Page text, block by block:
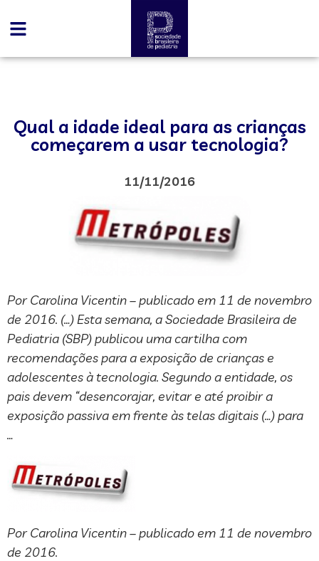
Qual a idade ideal para as crianças
começarem a usar tecnologia?
11/11/2016
Por Carolina Vicentin – publicado em 11 de novembro
de 2016. (…) Esta semana, a Sociedade Brasileira de
Pediatria (SBP) publicou uma cartilha com
recomendações para a exposição de crianças e
adolescentes à tecnologia. Segundo a entidade, os
pais devem “desencorajar, evitar e até proibir a
exposição passiva em frente às telas digitais (…) para
…
Por Carolina Vicentin – publicado em 11 de novembro
de 2016.